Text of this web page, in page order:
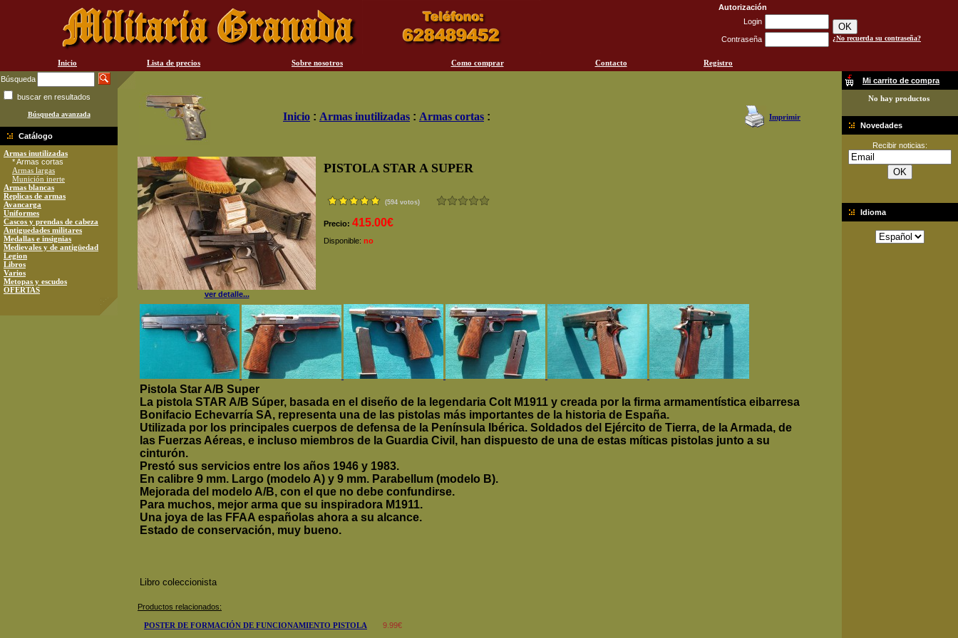
Autorización
Login
Contraseña ¿No recuerda su contraseña?
Inicio Lista de precios Sobre nosotros Como comprar Contacto
Registro
Búsqueda
buscar en resultados
Búsqueda avanzada
Catálogo
Armas inutilizadas
* Armas cortas
Armas largas
Munición inerte
Armas blancas
Replicas de armas
Avancarga
Uniformes
Cascos y prendas de cabeza
Antiguedades militares
Medallas e insignias
Medievales y de antigüedad
Legion
Libros
Varios
Metopas y escudos
OFERTAS
Inicio : Armas inutilizadas : Armas cortas : Imprimir
ver detalle...
PISTOLA STAR A SUPER
(594 votos)
Precio: 415.00€
Disponible: no
Pistola Star A/B Super
La pistola STAR A/B Súper, basada en el diseño de la legendaria Colt M1911 y creada por la firma armamentística eibarresa
Bonifacio Echevarría SA, representa una de las pistolas más importantes de la historia de España.
Utilizada por los principales cuerpos de defensa de la Península Ibérica. Soldados del Ejército de Tierra, de la Armada, de
las Fuerzas Aéreas, e incluso miembros de la Guardia Civil, han dispuesto de una de estas míticas pistolas junto a su
cinturón.
Prestó sus servicios entre los años 1946 y 1983.
En calibre 9 mm. Largo (modelo A) y 9 mm. Parabellum (modelo B).
Mejorada del modelo A/B, con el que no debe confundirse.
Para muchos, mejor arma que su inspiradora M1911.
Una joya de las FFAA españolas ahora a su alcance.
Estado de conservación, muy bueno.
Libro coleccionista
Productos relacionados:
POSTER DE FORMACIÓN DE FUNCIONAMIENTO PISTOLA 9.99€
Mi carrito de compra
No hay productos
Novedades
Recibir noticias:
Idioma